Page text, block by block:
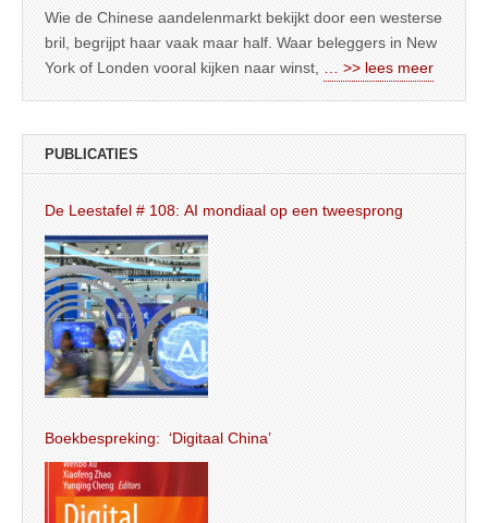
Wie de Chinese aandelenmarkt bekijkt door een westerse
bril, begrijpt haar vaak maar half. Waar beleggers in New
York of Londen vooral kijken naar winst,
… >> lees meer
PUBLICATIES
De Leestafel # 108: AI mondiaal op een tweesprong
Boekbespreking: ‘Digitaal China’